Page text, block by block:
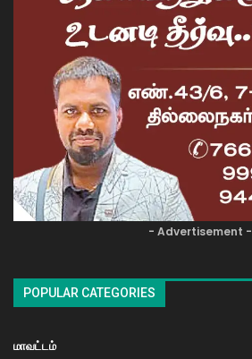
- Advertisement -
POPULAR CATEGORIES
மாவட்டம்